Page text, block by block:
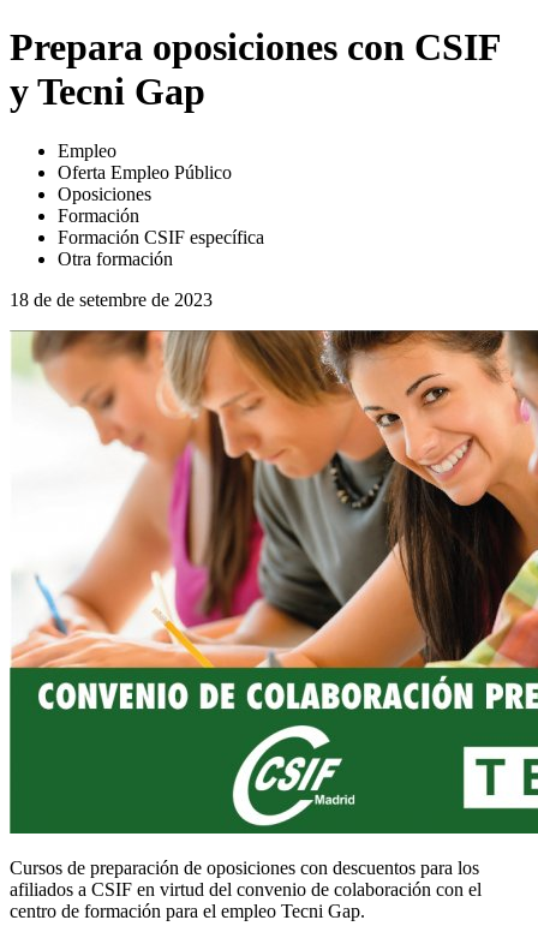
Prepara oposiciones con CSIF
y Tecni Gap
Empleo
Oferta Empleo Público
Oposiciones
Formación
Formación CSIF específica
Otra formación
18 de de setembre de 2023
Cursos de preparación de oposiciones con descuentos para los
afiliados a CSIF en virtud del convenio de colaboración con el
centro de formación para el empleo Tecni Gap.